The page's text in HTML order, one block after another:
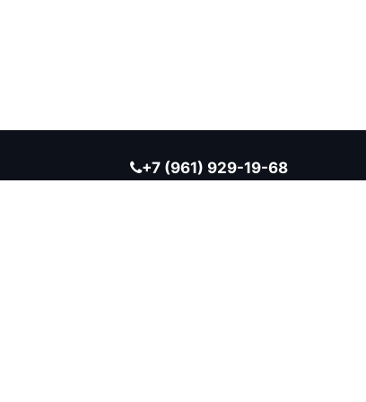
+7 (961) 929-19-68